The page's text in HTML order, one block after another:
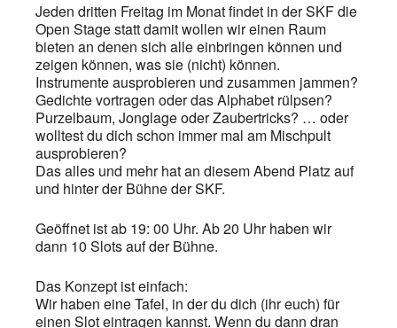
Jeden dritten Freitag im Monat findet in der SKF die
Open Stage statt damit wollen wir einen Raum
bieten an denen sich alle einbringen können und
zeigen können, was sie (nicht) können.
Instrumente ausprobieren und zusammen jammen?
Gedichte vortragen oder das Alphabet rülpsen?
Purzelbaum, Jonglage oder Zaubertricks? … oder
wolltest du dich schon immer mal am Mischpult
ausprobieren?
Das alles und mehr hat an diesem Abend Platz auf
und hinter der Bühne der SKF.
Geöffnet ist ab 19: 00 Uhr. Ab 20 Uhr haben wir
dann 10 Slots auf der Bühne.
Das Konzept ist einfach:
Wir haben eine Tafel, in der du dich (ihr euch) für
einen Slot eintragen kannst. Wenn du dann dran